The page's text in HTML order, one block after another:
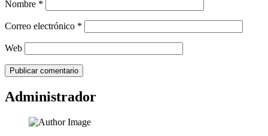
Nombre *
Correo electrónico *
Web
Administrador